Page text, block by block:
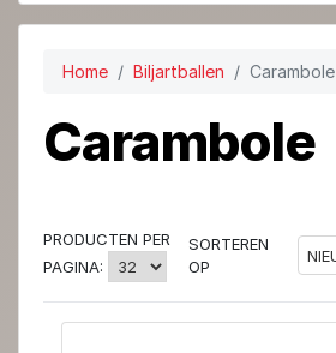
Home Biljartballen Carambole
Carambole
PRODUCTEN PER
PAGINA:
SORTEREN
OP